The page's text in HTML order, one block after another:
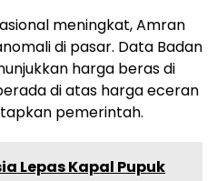
meningkat, Amran
di pasar. Data Badan
harga beras di
di atas harga eceran
pemerintah.
Lepas Kapal Pupuk